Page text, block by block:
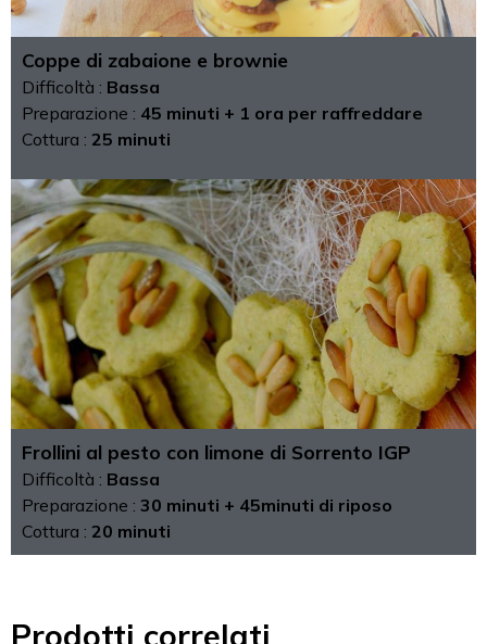
Coppe di zabaione e brownie
Difficoltà : Bassa
Preparazione : 45 minuti + 1 ora per raffreddare
Cottura : 25 minuti
Frollini al pesto con limone di Sorrento IGP
Difficoltà : Bassa
Preparazione : 30 minuti + 45minuti di riposo
Cottura : 20 minuti
Prodotti correlati